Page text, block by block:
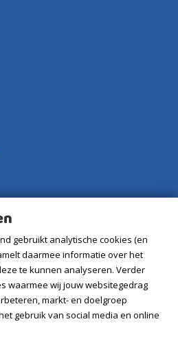
gebruikt analytische cookies (en
daarmee informatie over het
te kunnen analyseren. Verder
waarmee wij jouw websitegedrag
markt- en doelgroep
gebruik van social media en online